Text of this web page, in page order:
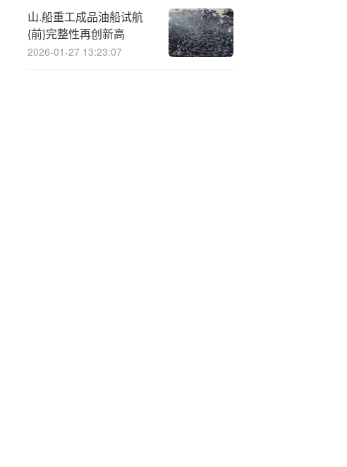
山.船重工成品油船试航
{前}完整性再创新高
2026-01-27 13:23:07